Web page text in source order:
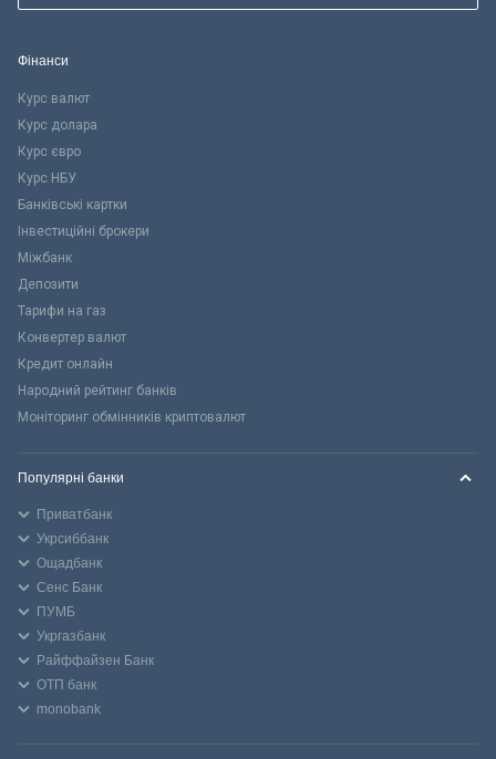
Фінанси
Курс валют
Курс долара
Курс євро
Курс НБУ
Банківські картки
Інвестиційні брокери
Міжбанк
Депозити
Тарифи на газ
Конвертер валют
Кредит онлайн
Народний рейтинг банків
Моніторинг обмінників криптовалют
Популярні банки
Приватбанк
Укрсиббанк
Ощадбанк
Сенс Банк
ПУМБ
Укргазбанк
Райффайзен Банк
ОТП банк
monobank